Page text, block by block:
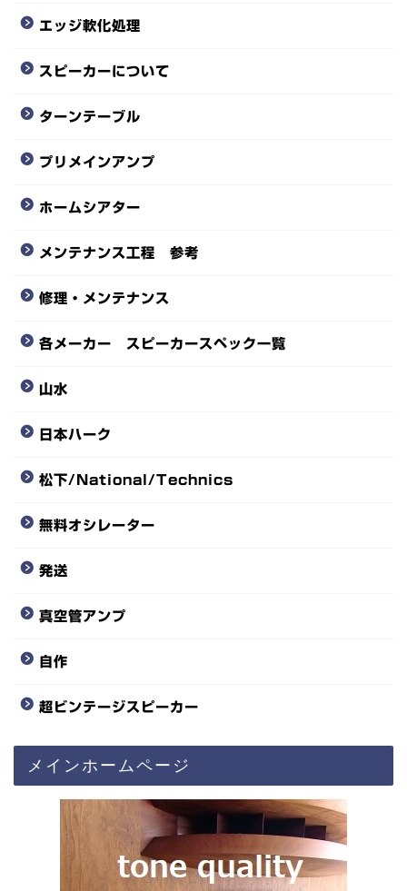
エッジ軟化処理
スピーカーについて
ターンテーブル
プリメインアンプ
ホームシアター
メンテナンス工程 参考
修理・メンテナンス
各メーカー スピーカースペック一覧
山水
日本ハーク
松下/National/Technics
無料オシレーター
発送
真空管アンプ
自作
超ビンテージスピーカー
メインホームページ